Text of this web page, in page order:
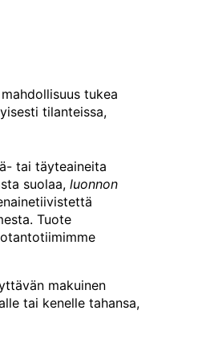
tukea
tilanteissa,
tai täyteaineita
suolaa, luonnon
Tuote
makuinen
tai kenelle tahansa,